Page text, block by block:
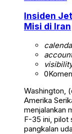
Insiden
Misi di Iran
0
Washington,
Amerika
menjalankan
F-35 ini, pilot
pangkalan